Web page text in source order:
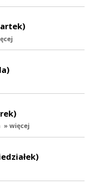
» więcej